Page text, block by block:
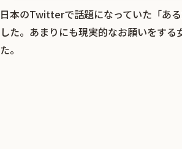
日本のTwitterで話題になっていた「あ
した。あまりにも現実的なお願いをす
た。